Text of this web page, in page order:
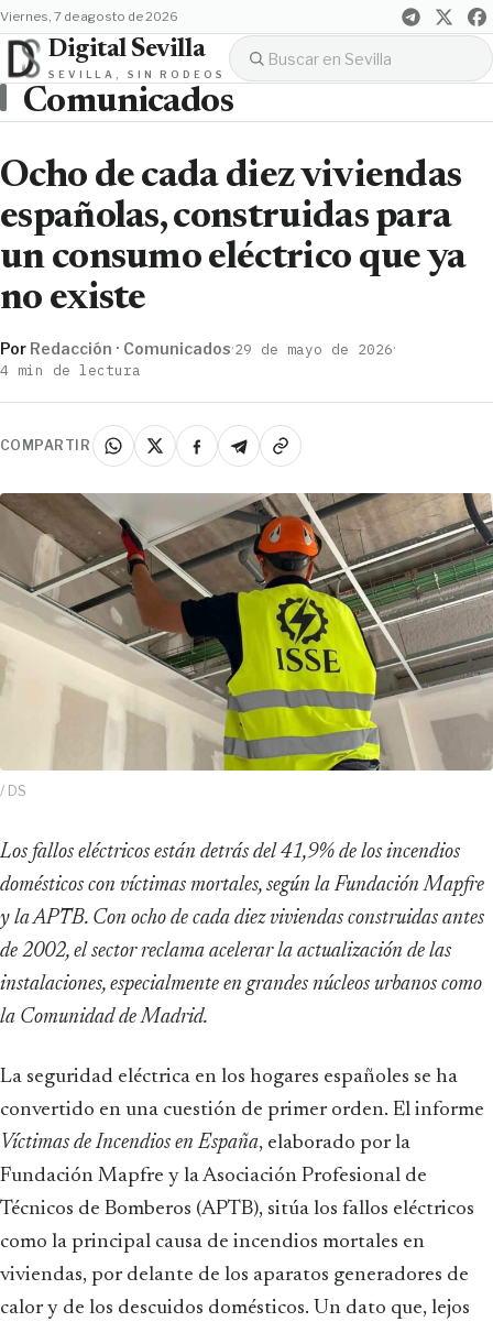
viernes, 7 de agosto de 2026
Digital Sevilla
SEVILLA, SIN RODEOS
Comunicados
Ocho de cada diez viviendas
españolas, construidas para
un consumo eléctrico que ya
no existe
Por Redacción · Comunicados·29 de mayo de 2026·
4 min de lectura
COMPARTIR
/ DS
Los fallos eléctricos están detrás del 41,9% de los incendios
domésticos con víctimas mortales, según la Fundación Mapfre
y la APTB. Con ocho de cada diez viviendas construidas antes
de 2002, el sector reclama acelerar la actualización de las
instalaciones, especialmente en grandes núcleos urbanos como
la Comunidad de Madrid.
La seguridad eléctrica en los hogares españoles se ha
convertido en una cuestión de primer orden. El informe
Víctimas de Incendios en España, elaborado por la
Fundación Mapfre y la Asociación Profesional de
Técnicos de Bomberos (APTB), sitúa los fallos eléctricos
como la principal causa de incendios mortales en
viviendas, por delante de los aparatos generadores de
calor y de los descuidos domésticos. Un dato que, lejos